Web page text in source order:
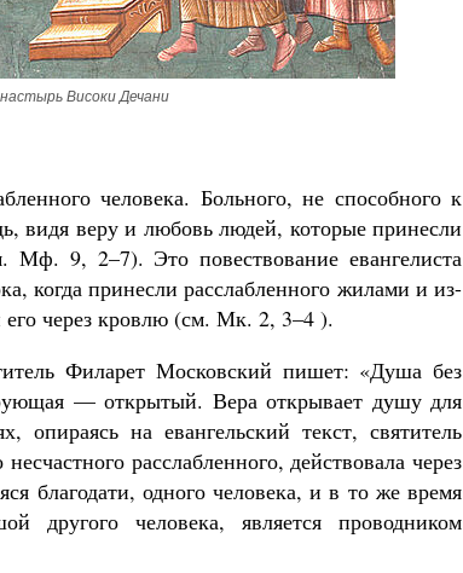
Високи Дечани
человека. Больного, не способного к
видя веру и любовь людей, которые принесли
Мф. 9, 2–7). Это повествование евангелиста
когда принесли расслабленного жилами и из-
его через кровлю (см. Мк. 2, 3–4 ).
Филарет Московский пишет: «Душа без
— открытый. Вера открывает душу для
опираясь на евангельский текст, святитель
расслабленного, действовала через
благодати, одного человека, и в то же время
человека, является проводником